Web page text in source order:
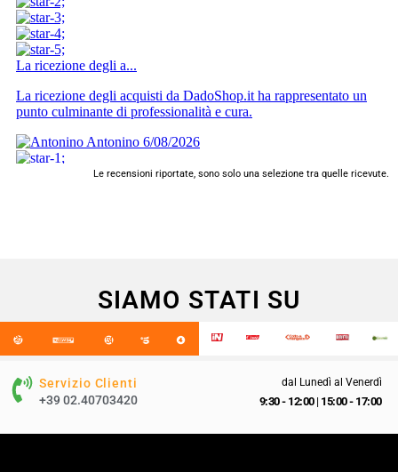
Le recensioni riportate, sono solo una selezione tra quelle ricevute.
SIAMO STATI SU
Servizio Clienti
+39 02.40703420
dal Lunedì al Venerdì
9:30 - 12:00| 15:00 - 17:00